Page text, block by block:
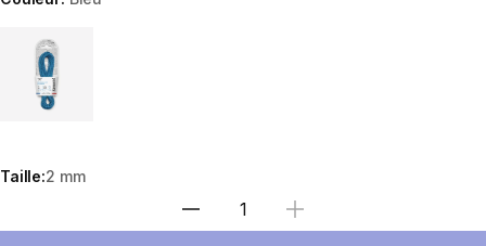
Choose a variant
Taille:2 mm
Sélectionnez la quantité